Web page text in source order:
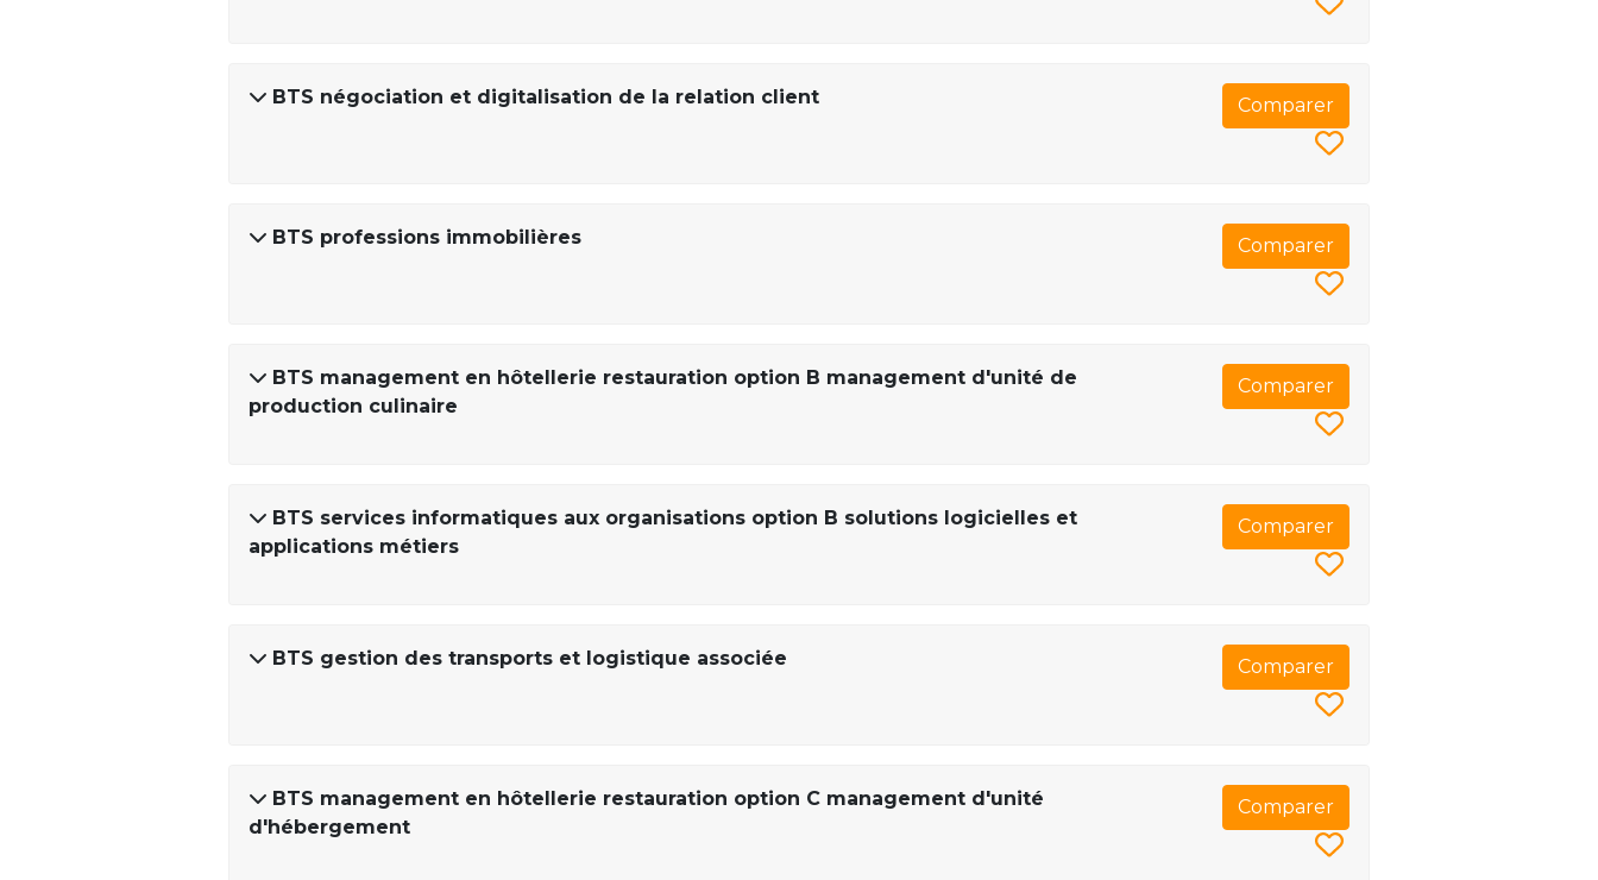
BTS négociation et digitalisation de la relation client Comparer
BTS professions immobilières Comparer
BTS management en hôtellerie restauration option B management d'unité de
production culinaire
Comparer
BTS services informatiques aux organisations option B solutions logicielles et
applications métiers
Comparer
BTS gestion des transports et logistique associée Comparer
BTS management en hôtellerie restauration option C management d'unité
d'hébergement
Comparer